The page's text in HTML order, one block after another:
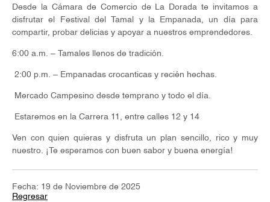
Desde la Cámara de Comercio de La Dorada te invitamos a
disfrutar el Festival del Tamal y la Empanada, un día para
compartir, probar delicias y apoyar a nuestros emprendedores.
6:00 a.m. – Tamales llenos de tradición.
2:00 p.m. – Empanadas crocanticas y recién hechas.
Mercado Campesino desde temprano y todo el día.
Estaremos en la Carrera 11, entre calles 12 y 14
Ven con quien quieras y disfruta un plan sencillo, rico y muy
nuestro. ¡Te esperamos con buen sabor y buena energía!
Fecha: 19 de Noviembre de 2025
Regresar